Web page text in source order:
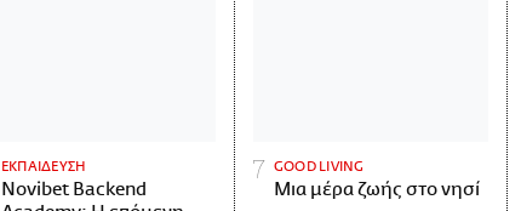
ΕΚΠΑΙΔΕΥΣΗ
Novibet Backend
GOOD LIVING
Μια μέρα ζωής στο νησί